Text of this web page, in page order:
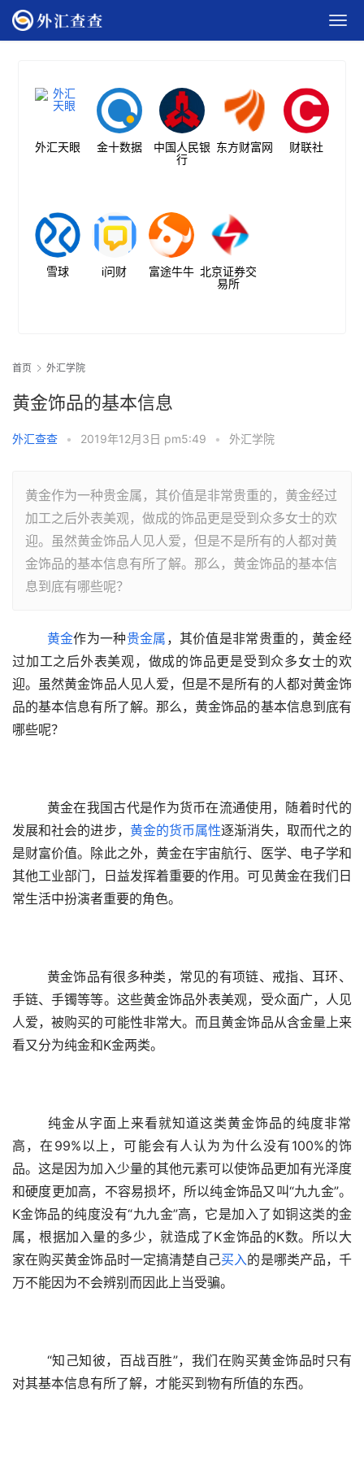
外汇天眼 金十数据
中国人民银
行
东方财富网 财联社
雪球 i问财 富途牛牛 北京证券交
易所
首页 外汇学院
黄金饰品的基本信息
外汇查查 • 2019年12月3日 pm5:49 • 外汇学院
黄金作为一种贵金属，其价值是非常贵重的，黄金经过
加工之后外表美观，做成的饰品更是受到众多女士的欢
迎。虽然黄金饰品人见人爱，但是不是所有的人都对黄
金饰品的基本信息有所了解。那么，黄金饰品的基本信
息到底有哪些呢？
黄金作为一种贵金属 ，其价值是非常贵重的，黄金经
过加工之后外表美观，做成的饰品更是受到众多女士的欢
迎。虽然黄金饰品人见人爱，但是不是所有的人都对黄金饰
品的基本信息有所了解。那么，黄金饰品的基本信息到底有
哪些呢？
发展和社会的进步， 黄金的货币属性逐渐消失，取而代之的
是财富价值。除此之外，黄金在宇宙航行、医学、电子学和
其他工业部门，日益发挥着重要的作用。可见黄金在我们日
常生活中扮演者重要的角色。
手链、手镯等等。这些黄金饰品外表美观，受众面广，人见
人爱，被购买的可能性非常大。而且黄金饰品从含金量上来
看又分为纯金和K金两类。
高，在99%以上，可能会有人认为为什么没有100%的饰
品。这是因为加入少量的其他元素可以使饰品更加有光泽度
和硬度更加高，不容易损坏，所以纯金饰品又叫“九九金”。
K金饰品的纯度没有“九九金”高，它是加入了如铜这类的金
属，根据加入量的多少，就造成了K金饰品的K数。所以大
家在购买黄金饰品时一定搞清楚自己买入的是哪类产品，千
万不能因为不会辨别而因此上当受骗。
对其基本信息有所了解，才能买到物有所值的东西。